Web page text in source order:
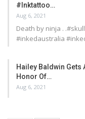
#inktattoo…
Aug 6, 2021
Death by ninja .
#inkedaustralia
Hailey Baldwin Gets
Honor Of…
Aug 6, 2021